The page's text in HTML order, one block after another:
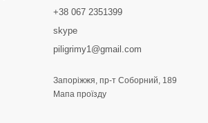
+38 067 2351399
skype
piligrimy1@gmail.com
Запоріжжя, пр-т Соборний, 189
Мапа проїзду